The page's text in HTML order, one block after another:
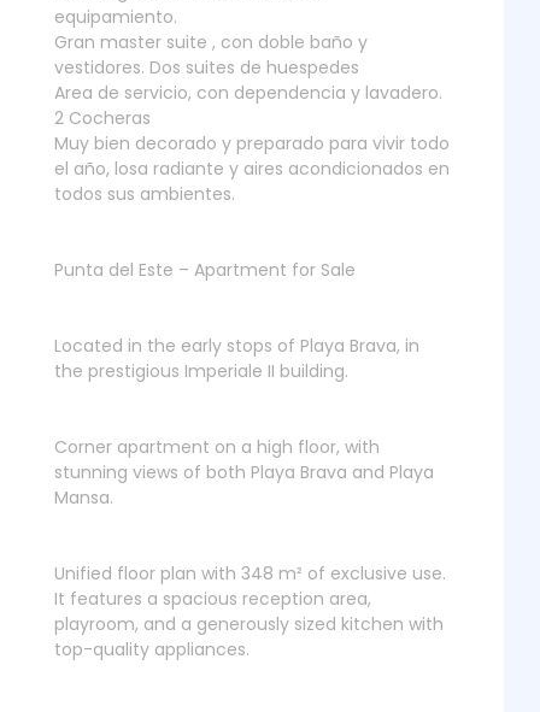
equipamiento.
Gran master suite , con doble baño y
vestidores. Dos suites de huespedes
Area de servicio, con dependencia y lavadero.
2 Cocheras
Muy bien decorado y preparado para vivir todo
el año, losa radiante y aires acondicionados en
todos sus ambientes.
Punta del Este – Apartment for Sale
Located in the early stops of Playa Brava, in
the prestigious Imperiale II building.
Corner apartment on a high floor, with
stunning views of both Playa Brava and Playa
Mansa.
Unified floor plan with 348 m² of exclusive use.
It features a spacious reception area,
playroom, and a generously sized kitchen with
top-quality appliances.